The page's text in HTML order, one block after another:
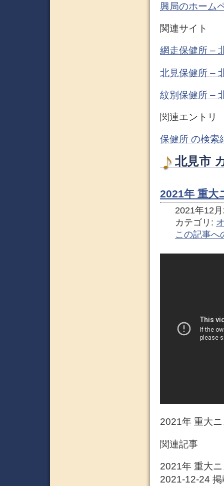
興局のホーム
関連サイト
網走保健所 –
北見保健所 –
紋別保健所 –
関連エントリ
保健所 の検索
北見市
2021年 重大
2021年12
カテゴリ:
この記事へ
2021年 重大
関連記事
2021年 重大
2021-12-24